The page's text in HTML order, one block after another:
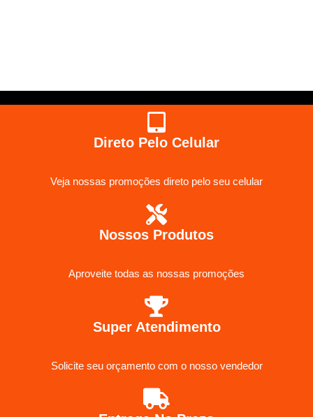
Direto Pelo Celular
Veja nossas promoções direto pelo seu celular
Nossos Produtos
Aproveite todas as nossas promoções
Super Atendimento
Solicite seu orçamento com o nosso vendedor